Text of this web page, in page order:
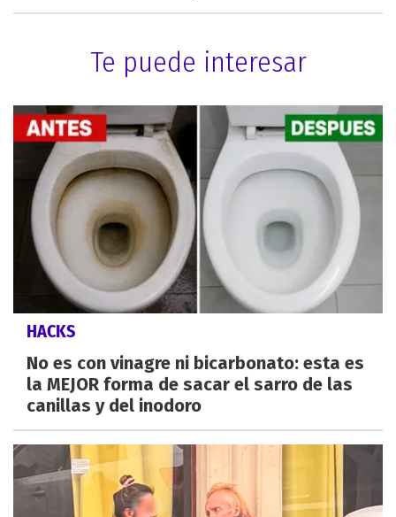
Te puede interesar
HACKS
No es con vinagre ni bicarbonato: esta es
la MEJOR forma de sacar el sarro de las
canillas y del inodoro